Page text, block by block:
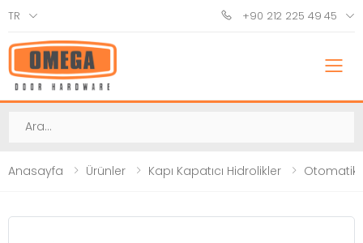
TR +90 212 225 49 45
Ara
Anasayfa Ürünler Kapı Kapatıcı Hidrolikler Otomatik